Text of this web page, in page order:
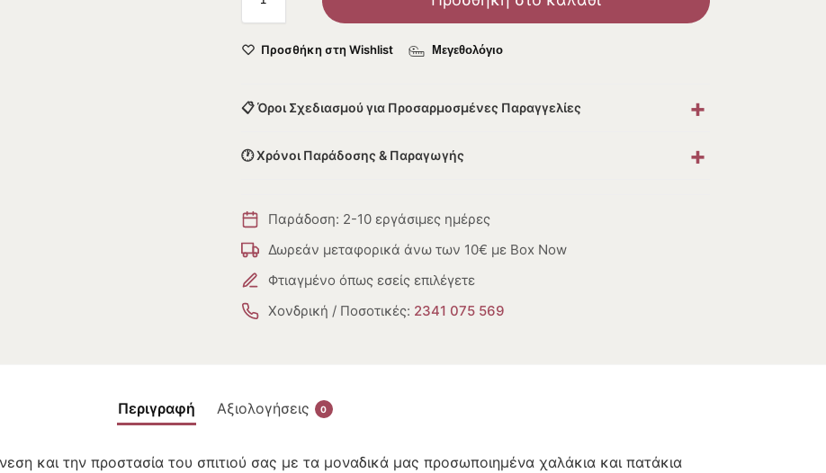
Προσθήκη στη Wishlist Μεγεθολόγιο
📋 Όροι Σχεδιασμού για Προσαρμοσμένες Παραγγελίες +
🕐 Χρόνοι Παράδοσης & Παραγωγής +
Παράδοση: 2-10 εργάσιμες ημέρες
Δωρεάν μεταφορικά άνω των 10€ με Box Now
Φτιαγμένο όπως εσείς επιλέγετε
Χονδρική / Ποσοτικές: 2341 075 569
Περιγραφή Αξιολογήσεις 0
και την προστασία του σπιτιού σας με τα μοναδικά μας προσωποιημένα χαλάκια και πατάκια